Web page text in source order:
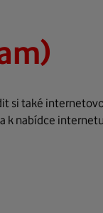
si také
a k nabídce